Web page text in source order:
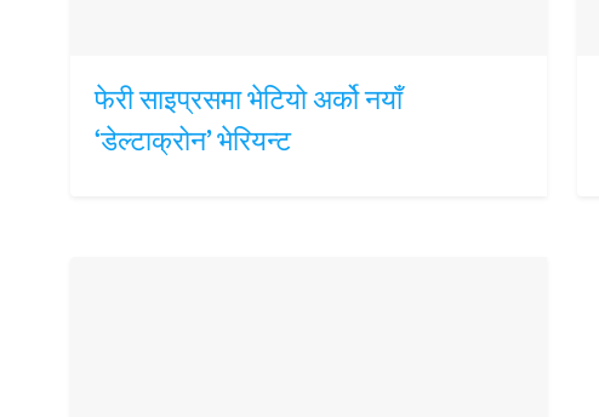
फेरी साइप्रसमा भेटियो अर्को नयाँ
‘डेल्टाक्रोन’ भेरियन्ट